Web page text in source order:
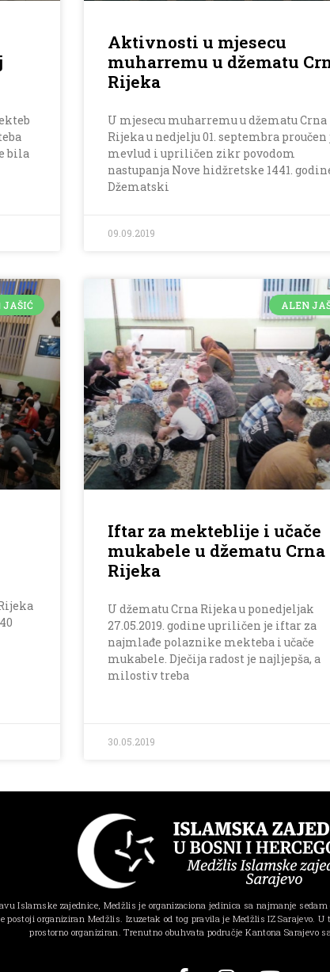
bila
Aktivnosti u mjesecu
muharremu u džematu
Rijeka
U mjesecu muharremu u džematu Crna
Rijeka u nedjelju 01. septembra proučen
mevlud i upriličen zikr povodom
nastupanja Nove hidžretske 1441.
Džematski
09.09.2019
JAŠIĆ ALEN
Iftar za mekteblije i učače
mukabele u džematu Crna
Rijeka
U džematu Crna Rijeka u ponedjeljak
27.05.2019. godine upriličen je iftar za
najmlađe polaznike mekteba i učače
mukabele. Dječija radost je najljepša, a
milostiv treba
30.05.2019
Islamske zajednice, Medžlis je organizaciona jedinica sa najmanje
postoji organiziran Medžlis. Izuzetak od tog pravila je Medžlis IZ Sarajevo.
prostorno organiziran. Trenutno obuhvata područje Kantona Sarajevo